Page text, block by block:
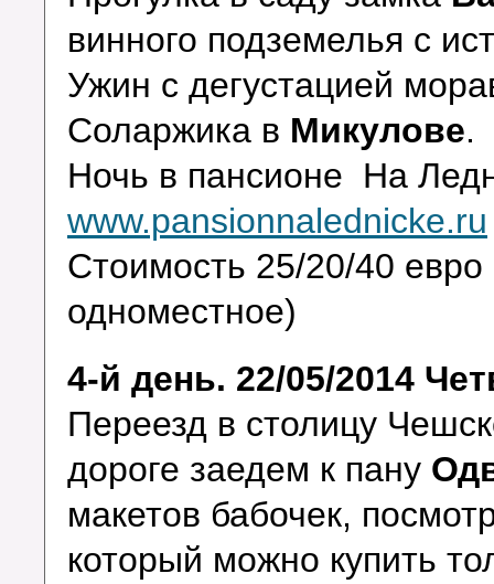
винного подземелья с
Ужин с дегустацией
Соларжика в Микулове.
Ночь в пансионе На
www.pansionnalednicke.ru
Стоимость 25/20/40
одноместное)
4-й день. 22/05/2014
Переезд в столицу
дороге заедем к пану
макетов бабочек,
который можно купить